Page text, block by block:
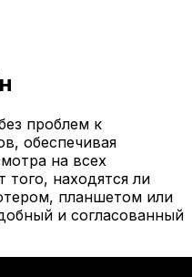
проблем к
обеспечивая
на всех
того, находятся ли
планшетом или
и согласованный